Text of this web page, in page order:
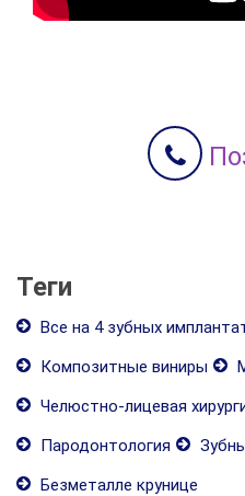
Теги
Все на 4 зубных
Композитные виниры
Челюстно-лицевая
Пародонтология
Безметалле крунице